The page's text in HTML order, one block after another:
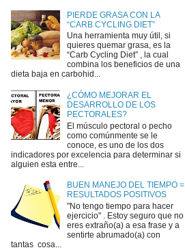
PIERDE GRASA CON LA
“CARB CYCLING DIET”
Una herramienta muy útil, si
quieres quemar grasa, es la
“Carb Cycling Diet” , la cual
combina los beneficios de una
dieta baja en carbohid...
¿CÓMO MEJORAR EL
DESARROLLO DE LOS
PECTORALES?
El músculo pectoral o pecho
como comúnmente se le
conoce, es uno de los dos
indicadores por excelencia para determinar si
alguien esta entre...
BUEN MANEJO DEL TIEMPO =
RESULTADOS POSITIVOS
"No tengo tiempo para hacer
ejercicio" . Estoy seguro que no
eres extraño(a) a esa frase y a
sentirte abrumado(a) con
tantas cosa...